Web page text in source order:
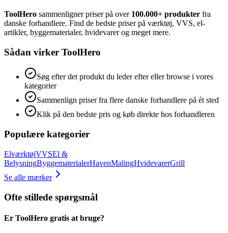
ToolHero sammenligner priser på over 100.000+ produkter fra
danske forhandlere. Find de bedste priser på værktøj, VVS, el-
artikler, byggematerialer, hvidevarer og meget mere.
Sådan virker ToolHero
Søg efter det produkt du leder efter eller browse i vores
kategorier
Sammenlign priser fra flere danske forhandlere på ét sted
Klik på den bedste pris og køb direkte hos forhandleren
Populære kategorier
ElværktøjVVSEl &
BelysningByggematerialerHavenMalingHvidevarerGrill
Se alle mærker
Ofte stillede spørgsmål
Er ToolHero gratis at bruge?